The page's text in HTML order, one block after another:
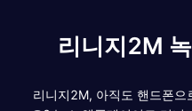
리니지2M
리니지2M, 아직도 핸드폰